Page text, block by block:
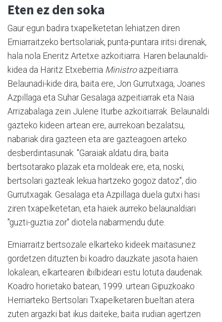
Eten ez den soka
Gaur egun badira txapelketetan lehiatzen diren
Erniarraitzeko bertsolariak, punta-puntara iritsi direnak,
hala nola Eneritz Artetxe azkoitiarra. Haren belaunaldi-
kidea da Haritz Etxeberria Ministroazpeitiarra.
Belaunadi-kide dira, baita ere, Jon Gurrutxaga, Joanes
Azpillaga eta Suhar Gesalaga azpeitiarrak eta Naia
Arrizabalaga zein Julene Iturbe azkoitiarrak. Belaunaldi
gazteko kideen artean ere, aurrekoan bezalatsu,
nabariak dira gazteen eta are gazteagoen arteko
desberdintasunak. "Garaiak aldatu dira, baita
bertsotarako plazak eta moldeak ere, eta, noski,
bertsolari gazteak lekua hartzeko gogoz datoz", dio
Gurrutxagak. Gesalaga eta Azpillaga duela gutxi hasi
ziren txapelketetan, eta haiek aurreko belaunaldiari
"guzti-guztia zor" diotela nabarmendu dute.
Erniarraitz bertsozale elkarteko kideek maitasunez
gordetzen dituzten bi koadro dauzkate jasota haien
lokalean, elkartearen ibilbideari estu lotuta daudenak.
Koadro horietako batean, 1999. urtean Gipuzkoako
Herriarteko Bertsolari Txapelketaren bueltan atera
zuten argazki bat ikus daiteke, baita irudian agertzen